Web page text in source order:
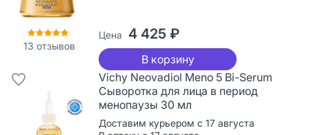
13 отзывов
Цена 4 425 ₽
В корзину
Vichy Neovadiol Meno 5 Bi-Serum
Сыворотка для лица в период
менопаузы 30 мл
Доставим курьером с 17 августа